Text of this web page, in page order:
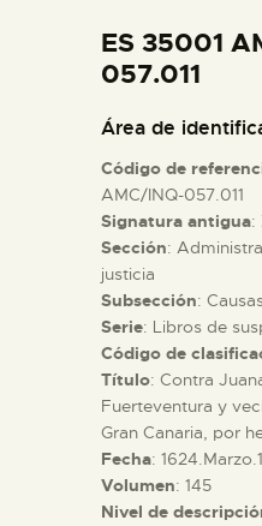
ESPAÑOL
PREPARAR
█
EL MUSEO
ES 35001
057.011
Área de
Código de
AMC/INQ-057.011
Signatura antigua:
Sección:
justicia
Subsección:
Serie: Libros de
Código de
Título: Contra
Fuerteventura y
Gran Canaria, por
Fecha:
Volumen: 145
Nivel de